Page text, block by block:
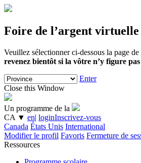
Foire de l’argent virtuelle
Veuillez sélectionner ci-dessous la page
revenez bientôt si la vôtre n’y figure
Enter
Close this Window
Un programme de la
CA ▼ en| loginInscrivez-vous
Canada États Unis International
Modifier le profil Favoris Fermeture de
Ressources